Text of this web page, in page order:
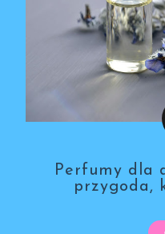
Perfumy dla
przygoda,